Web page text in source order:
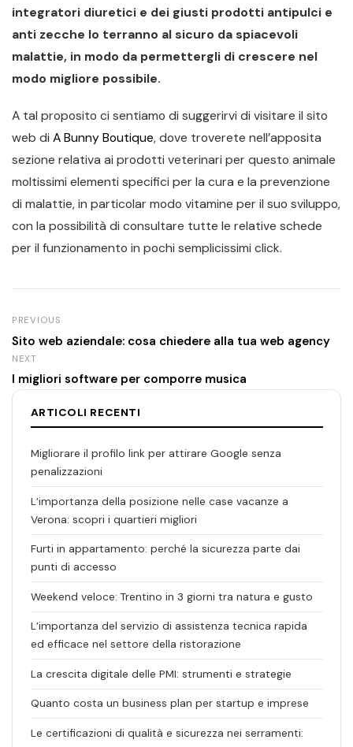
integratori diuretici e dei giusti prodotti antipulci e
anti zecche lo terranno al sicuro da spiacevoli
malattie, in modo da permettergli di crescere nel
modo migliore possibile.
A tal proposito ci sentiamo di suggerirvi di visitare il sito
web di A Bunny Boutique, dove troverete nell’apposita
sezione relativa ai prodotti veterinari per questo animale
moltissimi elementi specifici per la cura e la prevenzione
di malattie, in particolar modo vitamine per il suo sviluppo,
con la possibilità di consultare tutte le relative schede
per il funzionamento in pochi semplicissimi click.
PREVIOUS
Sito web aziendale: cosa chiedere alla tua web agency
NEXT
I migliori software per comporre musica
ARTICOLI RECENTI
Migliorare il profilo link per attirare Google senza
penalizzazioni
L’importanza della posizione nelle case vacanze a
Verona: scopri i quartieri migliori
Furti in appartamento: perché la sicurezza parte dai
punti di accesso
Weekend veloce: Trentino in 3 giorni tra natura e gusto
L’importanza del servizio di assistenza tecnica rapida
ed efficace nel settore della ristorazione
La crescita digitale delle PMI: strumenti e strategie
Quanto costa un business plan per startup e imprese
Le certificazioni di qualità e sicurezza nei serramenti: